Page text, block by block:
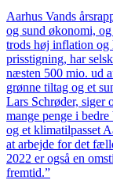
Aarhus Vands
og sund økonomi,
trods høj inflation og
prisstigning, har
næsten 500 mio. ud
grønne tiltag og et
Lars Schrøder, siger
mange penge i
og et klimatilpasset
at arbejde for det
2022 er også en
fremtid.”